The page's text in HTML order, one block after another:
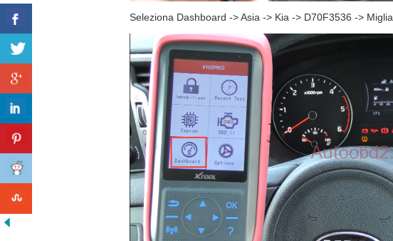
Seleziona Dashboard -> Asia -> Kia -> D70F3536 -> Miglia